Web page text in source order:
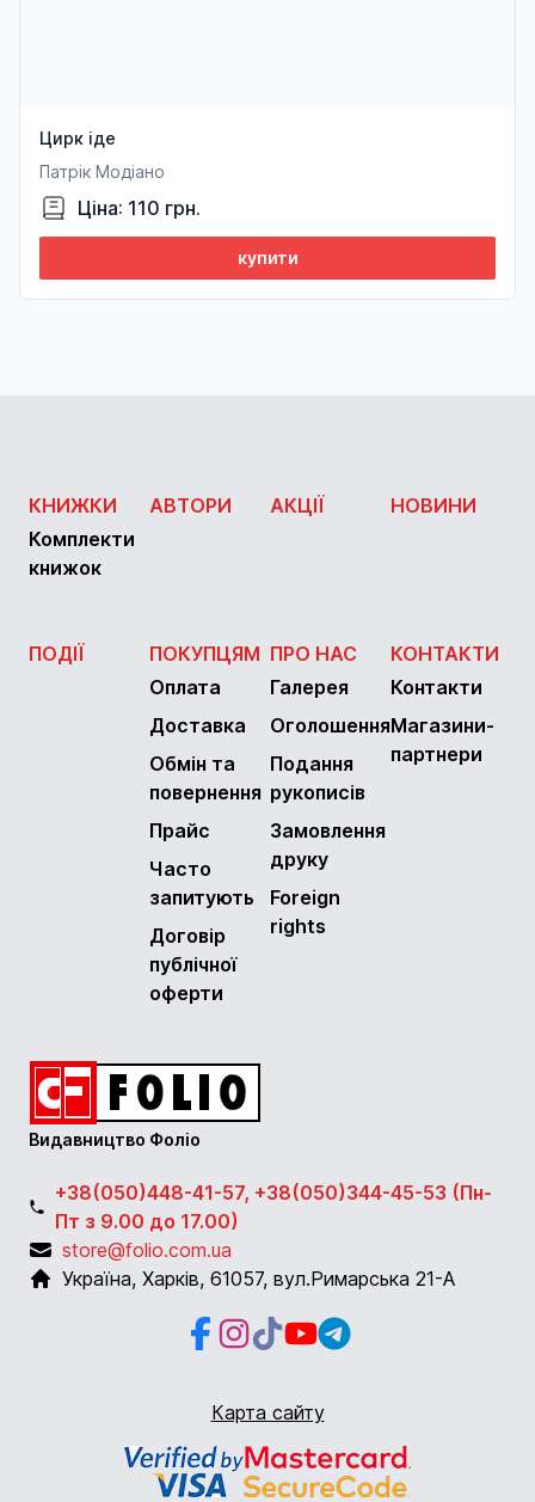
Цирк іде
Патрік Модіано
Ціна: 110 грн.
купити
КНИЖКИ
Комплекти
книжок
АВТОРИ АКЦІЇ НОВИНИ
ПОДІЇ
ПОКУПЦЯМ
Оплата
Доставка
Обмін та
повернення
Прайс
Часто
запитують
Договір
публічної
оферти
ПРО НАС
Галерея
Оголошення
Подання
рукописів
Замовлення
друку
Foreign
rights
КОНТАКТИ
Контакти
Магазини-
партнери
Видавництво Фоліо
+38(050)448-41-57, +38(050)344-45-53 (Пн-
Пт з 9.00 до 17.00)
store@folio.com.ua
Україна, Харків, 61057, вул.Римарська 21-А
Facebook
Instagram
Instagram
YoutubeTelegram
Карта сайту